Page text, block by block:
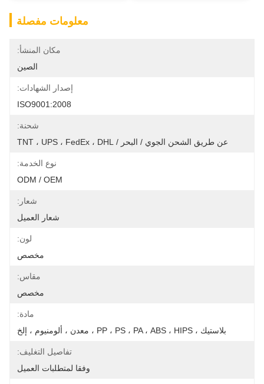
معلومات مفصلة
مكان المنشأ:
الصين
إصدار الشهادات:
ISO9001:2008
شحنة:
عن طريق الشحن الجوي / البحر / TNT ، UPS ، FedEx ، DHL
نوع الخدمة:
ODM / OEM
شعار:
شعار العميل
لون:
مخصص
مقاس:
مخصص
مادة:
بلاستيك ، PP ، PS ، PA ، ABS ، HIPS ، معدن ، ألومنيوم ، إلخ
تفاصيل التغليف:
وفقا لمتطلبات العميل